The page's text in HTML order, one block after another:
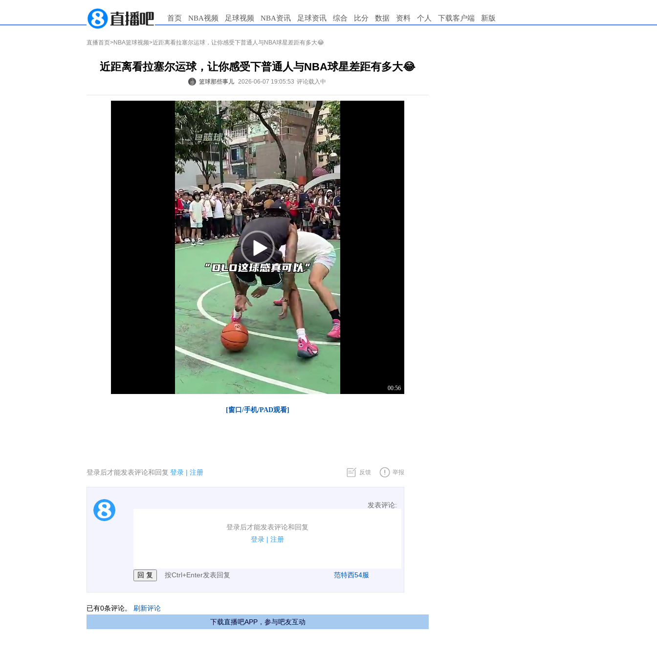
首页 NBA视频 足球视频 NBA资讯 足球资讯 综合 比分 数据 资料 个人 下载客户端 新版
直播首页>NBA篮球视频>近距离看拉塞尔运球，让你感受下普通人与NBA球星差距有多大😂
近距离看拉塞尔运球，让你感受下普通人与NBA球星差距有多大😂
篮球那些事儿 2026-06-07 19:05:53 评论载入中
00:56
[窗口/手机/PAD观看]
登录后才能发表评论和回复 登录 | 注册 反馈 举报
发表评论:
登录后才能发表评论和回复
登录 | 注册
1.电脑端新用户可以发表评论了！
按Ctrl+Enter发表回复 范特西54服
已有0条评论。 刷新评论
下载直播吧APP，参与吧友互动